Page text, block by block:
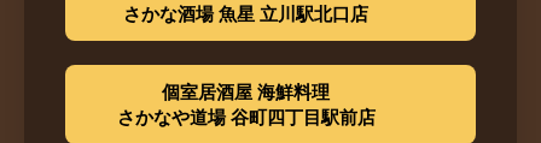
さかな酒場 魚星 立川駅北口店
個室居酒屋 海鮮料理
さかなや道場 谷町四丁目駅前店